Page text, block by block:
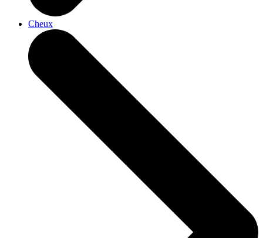
Cheux